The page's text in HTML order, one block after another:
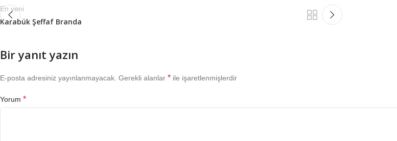
En yeni
Karabük Şeffaf Branda
Bir yanıt yazın
E-posta adresiniz yayınlanmayacak. Gerekli alanlar * ile işaretlenmişlerdir
Yorum *